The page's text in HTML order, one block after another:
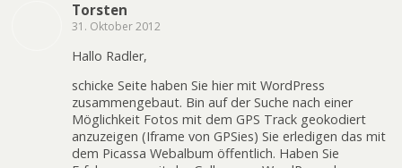
Torsten
31. Oktober 2012
Hallo Radler,
schicke Seite haben Sie hier mit WordPress
zusammengebaut. Bin auf der Suche nach einer
Möglichkeit Fotos mit dem GPS Track geokodiert
anzuzeigen (Iframe von GPSies) Sie erledigen das mit
dem Picassa Webalbum öffentlich. Haben Sie